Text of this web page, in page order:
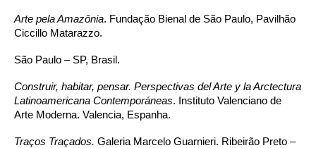
Arte pela Amazônia. Fundação Bienal de São Paulo, Pavilhão
Ciccillo Matarazzo.
São Paulo – SP, Brasil.
Construir, habitar, pensar. Perspectivas del Arte y la Arctectura
Latinoamericana Contemporáneas. Instituto Valenciano de
Arte Moderna. Valencia, Espanha.
Traços Traçados. Galeria Marcelo Guarnieri. Ribeirão Preto –